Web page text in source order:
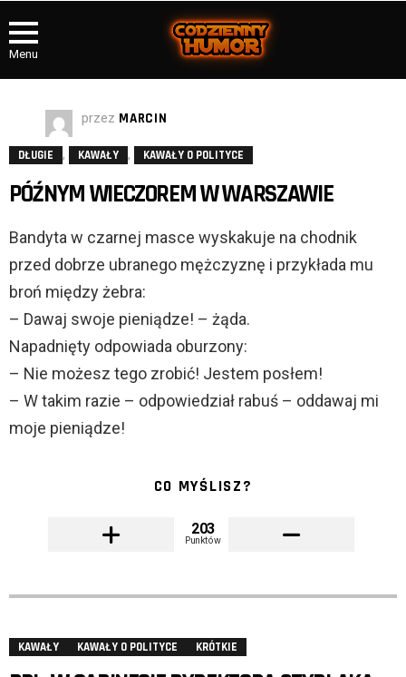
Menu
przez MARCIN
DŁUGIE , KAWAŁY , KAWAŁY O POLITYCE
PÓŹNYM WIECZOREM W WARSZAWIE
Bandyta w czarnej masce wyskakuje na chodnik
przed dobrze ubranego mężczyznę i przykłada mu
broń między żebra:
– Dawaj swoje pieniądze! – żąda.
Napadnięty odpowiada oburzony:
– Nie możesz tego zrobić! Jestem posłem!
– W takim razie – odpowiedział rabuś – oddawaj mi
moje pieniądze!
CO MYŚLISZ?
203
Punktów
KAWAŁY KAWAŁY O POLITYCE KRÓTKIE